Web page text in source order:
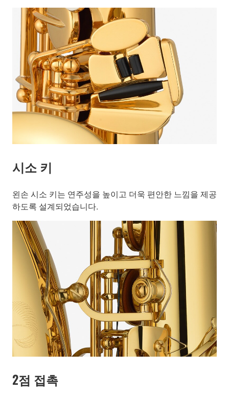
시소 키
왼손 시소 키는 연주성을 높이고 더욱 편안한 느낌을 제공
하도록 설계되었습니다.
2점 접촉